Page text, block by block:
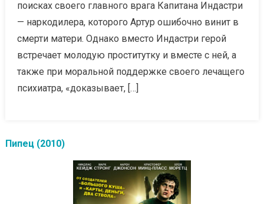
поисках своего главного врага Капитана Индастри
— наркодилера, которого Артур ошибочно винит в
смерти матери. Однако вместо Индастри герой
встречает молодую проститутку и вместе с ней, а
также при моральной поддержке своего лечащего
психиатра, «доказывает, […]
Пипец (2010)